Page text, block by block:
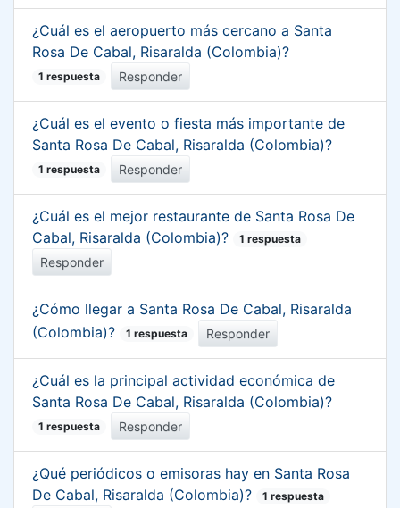
¿Cuál es el aeropuerto más cercano a Santa
Rosa De Cabal, Risaralda (Colombia)?
1 respuesta Responder
¿Cuál es el evento o fiesta más importante de
Santa Rosa De Cabal, Risaralda (Colombia)?
1 respuesta Responder
¿Cuál es el mejor restaurante de Santa Rosa De
Cabal, Risaralda (Colombia)?
1 respuesta
Responder
¿Cómo llegar a Santa Rosa De Cabal, Risaralda
(Colombia)?
1 respuesta Responder
¿Cuál es la principal actividad económica de
Santa Rosa De Cabal, Risaralda (Colombia)?
1 respuesta Responder
¿Qué periódicos o emisoras hay en Santa Rosa
De Cabal, Risaralda (Colombia)?
1 respuesta